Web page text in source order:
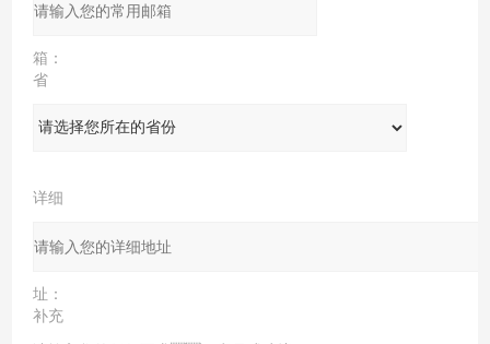
邮
箱：
省
份：
详细
地
址：
补充